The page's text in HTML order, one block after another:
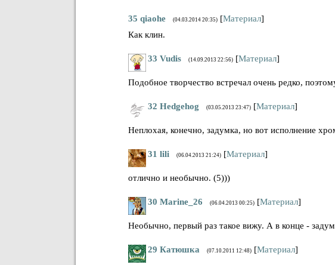
35 qiaohe (04.03.2014 20:35) [Материал]
Как клин.
33 Vudis (14.09.2013 22:56) [Материал]
Подобное творчество встречал очень редко,
32 Hedgehog (03.05.2013 23:47) [Материал]
Неплохая, конечно, задумка, но вот исполнение
31 lili (06.04.2013 21:24) [Материал]
отлично и необычно. (5)))
30 Marine_26 (06.04.2013 00:25) [Материал]
Необычно, первый раз такое вижу. А в конце -
29 Катюшка (07.10.2011 12:48) [Материал]